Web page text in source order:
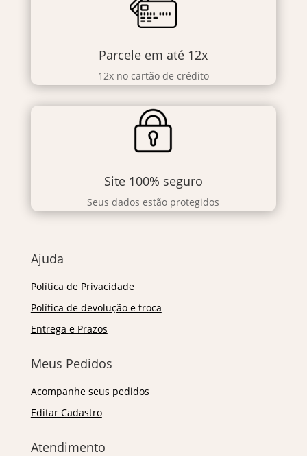
Parcele em até 12x
12x no cartão de crédito
Site 100% seguro
Seus dados estão protegidos
Ajuda
Política de Privacidade
Política de devolução e troca
Entrega e Prazos
Meus Pedidos
Acompanhe seus pedidos
Editar Cadastro
Atendimento